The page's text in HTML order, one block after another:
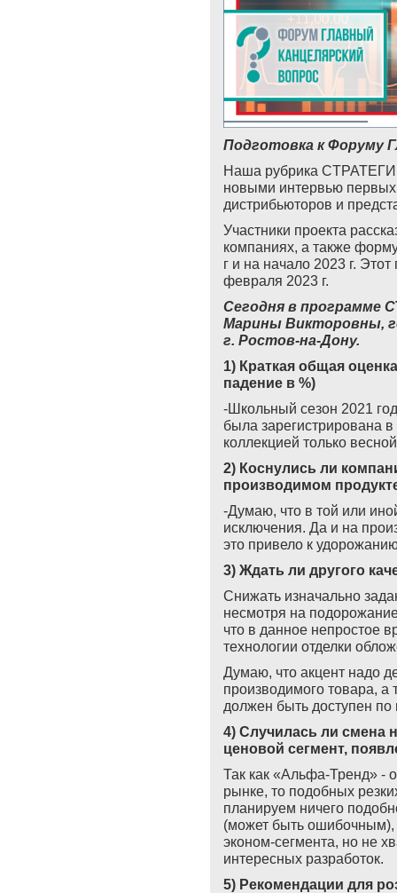
Подготовка к Форуму
Наша рубрика C
новыми интервью первых
дистрибьюторов и
Участники проекта
компаниях, а также
г и на начало 2023 г.
февраля 2023 г.
Сегодня в программе
Марины Викторовны,
г. Ростов-на-Дону.
1) Краткая общая
падение в %)
-Школьный сезон 2021
была зарегистрирована
коллекцией только
2) Коснулись ли
производимом
-Думаю, что в той или
исключения. Да и на
это привело к
3) Ждать ли другого
Снижать изначально
несмотря на
что в данное непростое
технологии отделки
Думаю, что акцент надо
производимого товара, а
должен быть доступен по
4) Случилась ли смена
ценовой сегмент,
Так как «Альфа-Тренд» -
рынке, то подобных
планируем ничего
(может быть
эконом-сегмента, но не
интересных разработок.
5) Рекомендации для